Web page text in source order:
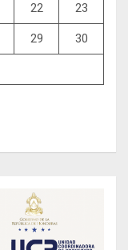
22 23
29 30